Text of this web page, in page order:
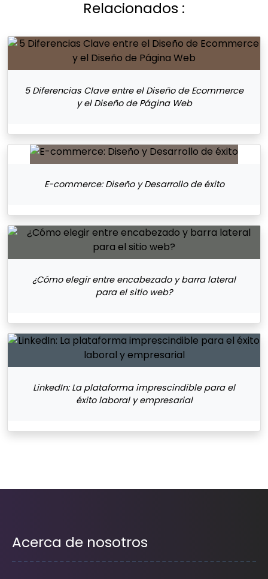
Relacionados :
5 Diferencias Clave entre el Diseño de Ecommerce
y el Diseño de Página Web
E-commerce: Diseño y Desarrollo de éxito
¿Cómo elegir entre encabezado y barra lateral
para el sitio web?
LinkedIn: La plataforma imprescindible para el
éxito laboral y empresarial
Acerca de nosotros